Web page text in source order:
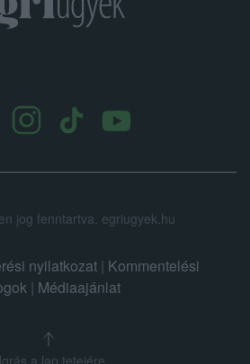
jog fenntartva. egriugyek.hu
nyilatkozat | Kommentelési
| Médiaajánlat